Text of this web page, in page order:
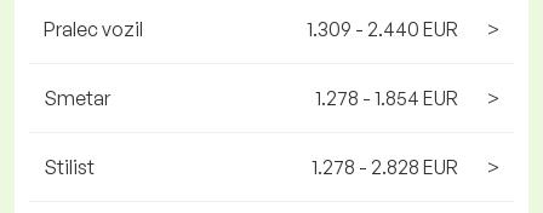
Pralec vozil 1.309 - 2.440 EUR >
Smetar 1.278 - 1.854 EUR >
Stilist 1.278 - 2.828 EUR >